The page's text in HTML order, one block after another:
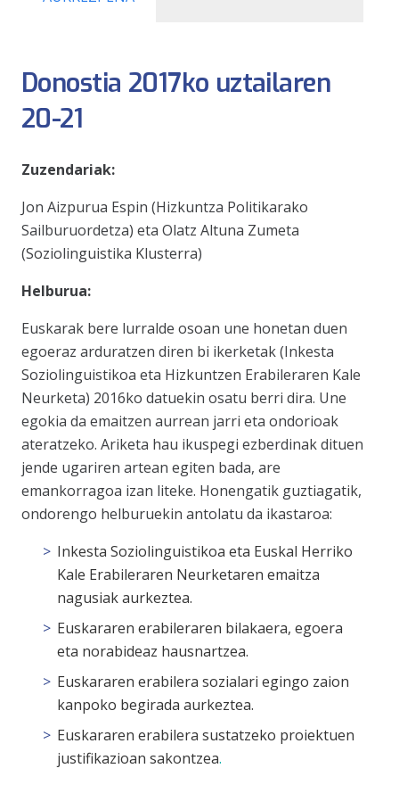
Donostia 2017ko uztailaren
20-21
Zuzendariak:
Jon Aizpurua Espin (Hizkuntza Politikarako
Sailburuordetza) eta Olatz Altuna Zumeta
(Soziolinguistika Klusterra)
Helburua:
Euskarak bere lurralde osoan une honetan duen
egoeraz arduratzen diren bi ikerketak (Inkesta
Soziolinguistikoa eta Hizkuntzen Erabileraren Kale
Neurketa) 2016ko datuekin osatu berri dira. Une
egokia da emaitzen aurrean jarri eta ondorioak
ateratzeko. Ariketa hau ikuspegi ezberdinak dituen
jende ugariren artean egiten bada, are
emankorragoa izan liteke. Honengatik guztiagatik,
ondorengo helburuekin antolatu da ikastaroa:
Inkesta Soziolinguistikoa eta Euskal Herriko
Kale Erabileraren Neurketaren emaitza
nagusiak aurkeztea.
Euskararen erabileraren bilakaera, egoera
eta norabideaz hausnartzea.
Euskararen erabilera sozialari egingo zaion
kanpoko begirada aurkeztea.
Euskararen erabilera sustatzeko proiektuen
justifikazioan sakontzea.